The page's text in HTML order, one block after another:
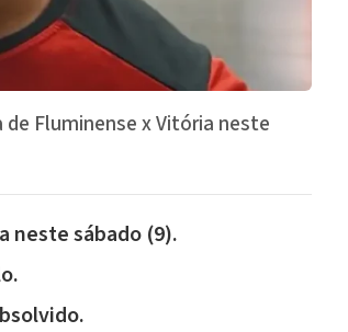
Fluminense x Vitória neste
neste sábado (9).